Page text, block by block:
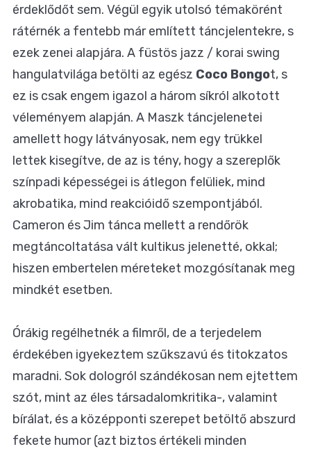
érdeklődőt sem. Végül egyik utolsó témakörént
rátérnék a fentebb már említett táncjelentekre, s
ezek zenei alapjára. A füstös jazz / korai swing
hangulatvilága betölti az egész Coco Bongot, s
ez is csak engem igazol a három síkról alkotott
véleményem alapján. A Maszk táncjelenetei
amellett hogy látványosak, nem egy trükkel
lettek kisegítve, de az is tény, hogy a szereplők
színpadi képességei is átlegon felüliek, mind
akrobatika, mind reakcióidő szempontjából.
Cameron és Jim tánca mellett a rendőrök
megtáncoltatása vált kultikus jelenetté, okkal;
hiszen embertelen méreteket mozgósítanak meg
mindkét esetben.
Órákig regélhetnék a filmről, de a terjedelem
érdekében igyekeztem szűkszavú és titokzatos
maradni. Sok dologról szándékosan nem ejtettem
szót, mint az éles társadalomkritika-, valamint
bírálat, és a középponti szerepet betöltő abszurd
fekete humor (azt biztos értékeli minden